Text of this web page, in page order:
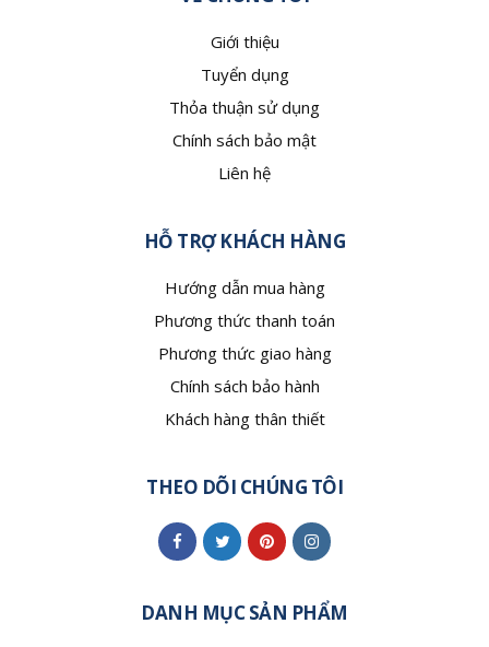
Giới thiệu
Tuyển dụng
Thỏa thuận sử dụng
Chính sách bảo mật
Liên hệ
HỖ TRỢ KHÁCH HÀNG
Hướng dẫn mua hàng
Phương thức thanh toán
Phương thức giao hàng
Chính sách bảo hành
Khách hàng thân thiết
THEO DÕI CHÚNG TÔI
DANH MỤC SẢN PHẨM